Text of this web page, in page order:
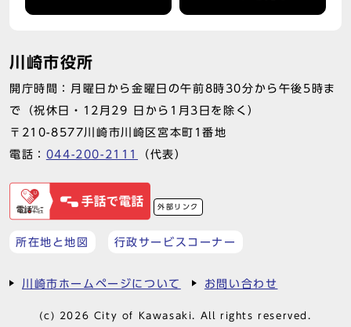
川崎市役所
開庁時間：月曜日から金曜日の午前8時30分から午後5時ま
で（祝休日・12月29 日から1月3日を除く）
〒210-8577川崎市川崎区宮本町1番地
電話： 044-200-2111 （代表）
外部リンク
所在地と地図 行政サービスコーナー
川崎市ホームページについて お問い合わせ
(c) 2026 City of Kawasaki. All rights reserved.